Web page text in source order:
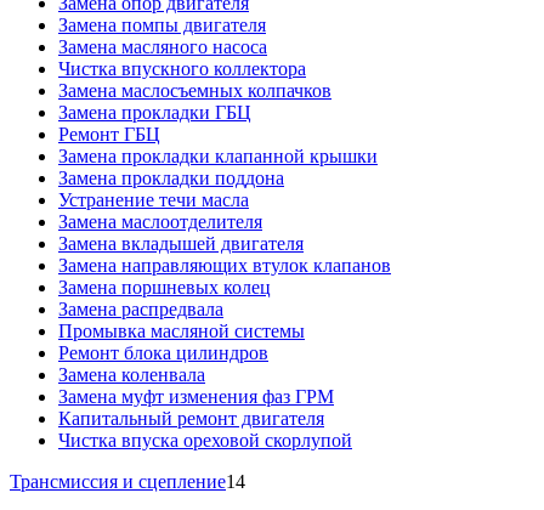
Замена помпы двигателя
Замена масляного насоса
Чистка впускного коллектора
Замена маслосъемных колпачков
Замена прокладки ГБЦ
Ремонт ГБЦ
Замена прокладки клапанной крышки
Замена прокладки поддона
Устранение течи масла
Замена маслоотделителя
Замена вкладышей двигателя
Замена направляющих втулок клапанов
Замена поршневых колец
Замена распредвала
Промывка масляной системы
Ремонт блока цилиндров
Замена коленвала
Замена муфт изменения фаз ГРМ
Капитальный ремонт двигателя
Чистка впуска ореховой скорлупой
Трансмиссия и сцепление14